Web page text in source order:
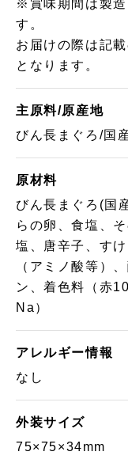
※賞味期間は製造
す。
お届けの際は記
となります。
主原料/原産地
びん長まぐろ/国
原材料
びん長まぐろ(国
らの卵、食塩、
塩、唐辛子、す
（アミノ酸等）
ン、着色料（赤
Na）
アレルギー情報
なし
外装サイズ
75×75×34mm